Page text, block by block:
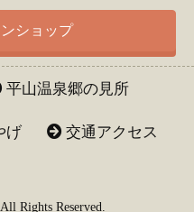
ショップ
平山温泉郷の見所
げ 交通アクセス
Rights Reserved.